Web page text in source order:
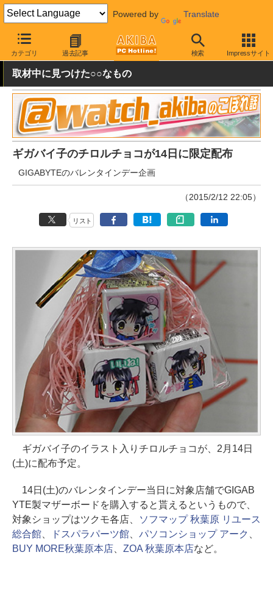
Powered by Translate
カテゴリ 過去記事 検索 Impressサイト
AKIBA PC Hotline! おもしろグッズ・キャラもの 漫画・キャラも
取材中に見つけた○○なもの
ギガバイ子のチロルチョコが14日に限定配布
GIGABYTEのバレンタインデー企画
（2015/2/12 22:05）
リスト
ギガバイ子のイラスト入りチロルチョコが、2月14日
(土)に配布予定。
14日(土)のバレンタインデー当日に対象店舗でGIGAB
YTE製マザーボードを購入すると貰えるというもので、
対象ショップはツクモ各店、
ソフマップ 秋葉原 リユース
総合館、 ドスパラパーツ館、 パソコンショップ アーク
BUY MORE秋葉原本店、 ZOA 秋葉原本店など。